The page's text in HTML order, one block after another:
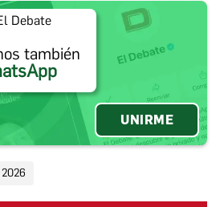
también
UNIRME
2026